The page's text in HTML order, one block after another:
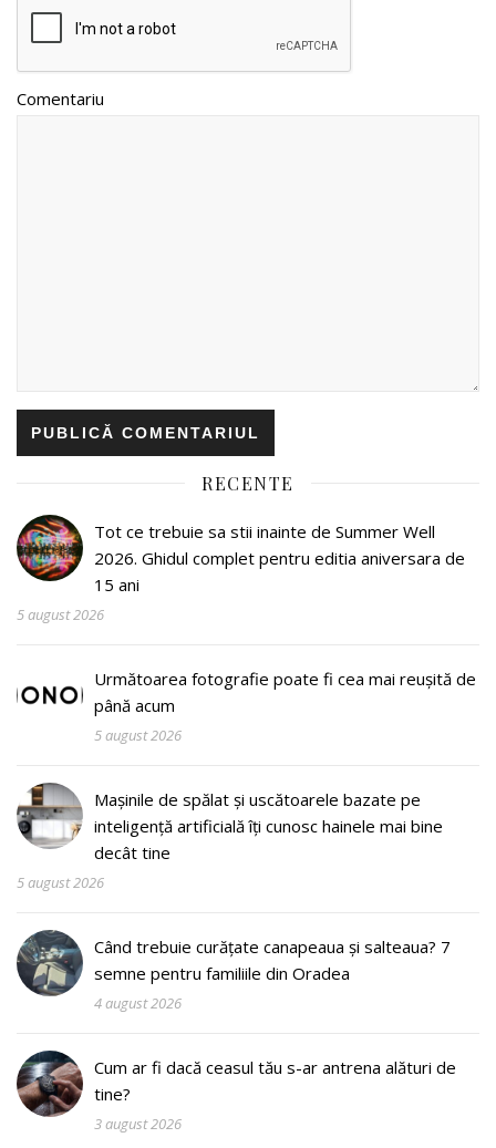
Comentariu
RECENTE
Tot ce trebuie sa stii inainte de Summer Well
2026. Ghidul complet pentru editia aniversara de
15 ani
5 august 2026
Următoarea fotografie poate fi cea mai reușită de
până acum
5 august 2026
Mașinile de spălat și uscătoarele bazate pe
inteligență artificială îți cunosc hainele mai bine
decât tine
5 august 2026
Când trebuie curățate canapeaua și salteaua? 7
semne pentru familiile din Oradea
4 august 2026
Cum ar fi dacă ceasul tău s-ar antrena alături de
tine?
3 august 2026